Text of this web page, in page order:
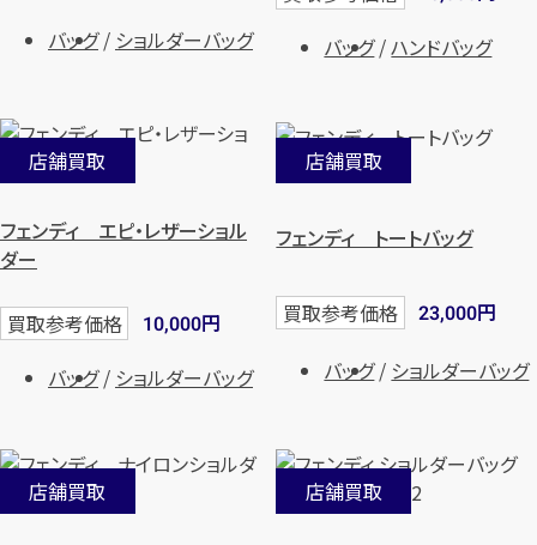
バッグ ショルダーバッグ
バッグ ハンドバッグ
店舗買取
フェンディ エピ・レザーショル
ダー
買取参考価格 10,000円
バッグ
ショルダーバッグ
店舗買取
フェンディ トートバッグ
買取参考価格 23,000円
バッグ ショルダーバッグ
店舗買取 店舗買取